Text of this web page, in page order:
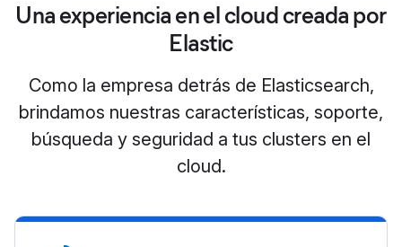
Una experiencia en el cloud creada por
Elastic
Como la empresa detrás de Elasticsearch,
brindamos nuestras características, soporte,
búsqueda y seguridad a tus clusters en el
cloud.